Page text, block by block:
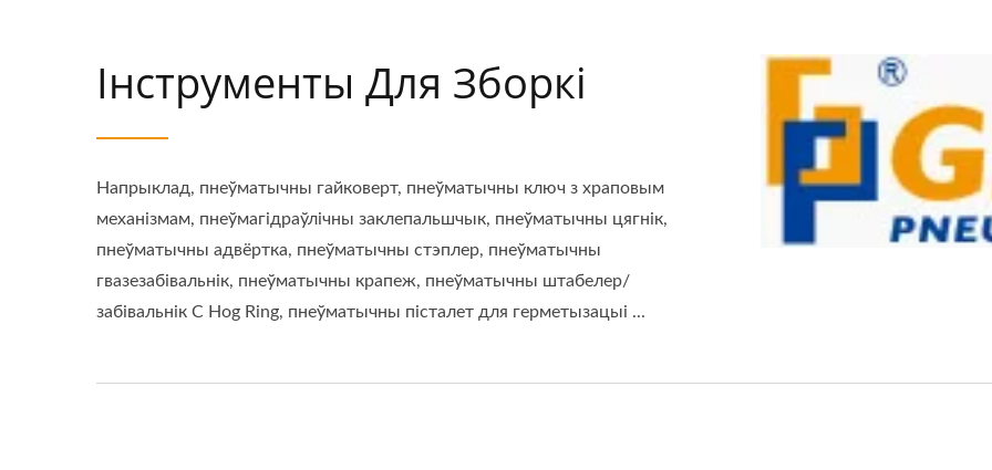
Інструменты Для Зборкі
Напрыклад, пнеўматычны гайковерт, пнеўматычны ключ з храповым
механізмам, пнеўмагідраўлічны заклепальшчык, пнеўматычны цягнік,
пнеўматычны адвёртка, пнеўматычны стэплер, пнеўматычны
гвазезабівальнік, пнеўматычны крапеж, пнеўматычны штабелер/
забівальнік C Hog Ring, пнеўматычны пісталет для герметызацыі ...